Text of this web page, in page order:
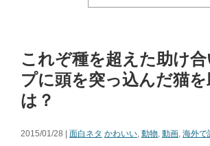
これぞ種を超えた助け合
プに頭を突っ込んだ猫
は？
2015/01/28 | 面白ネタ かわいい, 動物, 動画, 海外で